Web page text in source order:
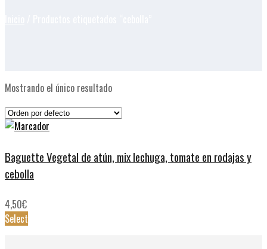
Mostrando el único resultado
Baguette Vegetal de atún, mix lechuga, tomate en rodajas y
cebolla
4,50€
Select